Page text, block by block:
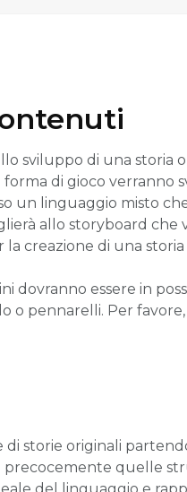
sviluppo di una storia
forma di gioco verranno
un linguaggio misto
allo storyboard che
creazione di una storia
dovranno essere in
o pennarelli. Per
di storie originali
quelle